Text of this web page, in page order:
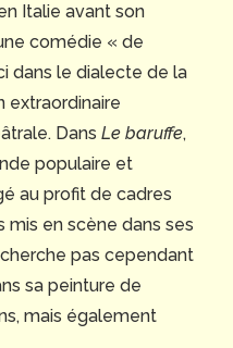
Italie avant son
comédie « de
dans le dialecte de la
extraordinaire
Dans Le baruffe,
populaire et
au profit de cadres
mis en scène dans ses
pas cependant
sa peinture de
mais également